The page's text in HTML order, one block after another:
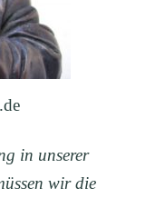
in unserer
wir die